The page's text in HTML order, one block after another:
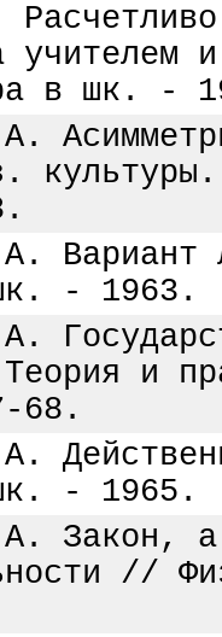
учителем
в шк.
Вариант
шк. -
и
68.
шк. -
Закон, а
//